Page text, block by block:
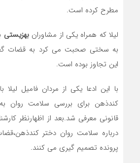
مطرح کرده است.
لیلا که همراه یکی از مشاورانبهزیستی
به سختی صحبت می کرد به قضات
این تجاوز بوده است.
با این ادعا یکی از مردان فامیل
کندذهن برای بررسی سلامت روان
قانونی معرفی شد.بعد از اظهارنظر
درباره سلامت روان دختر
پرونده تصمیم گیری می کنند.